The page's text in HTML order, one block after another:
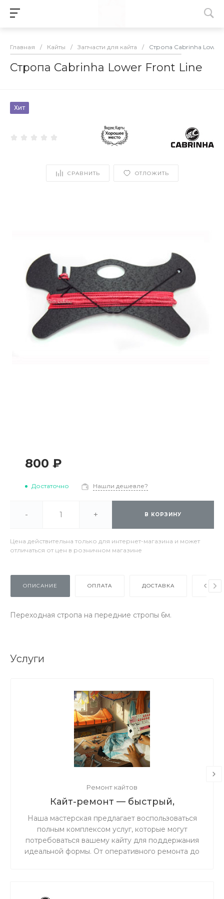
Главная / Кайты / Запчасти для кайта / Стропа Cabrinha Lower
Стропа Cabrinha Lower Front Line
Хит
СРАВНИТЬ ОТЛОЖИТЬ
800 ₽
Достаточно Нашли дешевле?
- + В КОРЗИНУ
Цена действительна только для интернет-магазина и может
отличаться от цен в розничном магазине
ОПИСАНИЕ ОПЛАТА ДОСТАВКА
Переходная стропа на передние стропы 6м.
Услуги
Ремонт кайтов
Кайт-ремонт — быстрый,
надёжный, с душой.
Наша мастерская предлагает воспользоваться
полным комплексом услуг, которые могут
потребоваться вашему кайту для поддержания
идеальной формы. От оперативного ремонта до